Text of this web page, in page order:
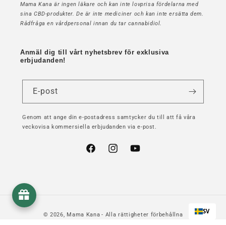
Mama Kana är ingen läkare och kan inte lovprisa fördelarna med
sina CBD-produkter. De är inte mediciner och kan inte ersätta dem.
Rådfråga en vårdpersonal innan du tar cannabidiol.
Anmäl dig till vårt nyhetsbrev för exklusiva
erbjudanden!
E-post
Genom att ange din e-postadress samtycker du till att få våra
veckovisa kommersiella erbjudanden via e-post.
FacebookInstagramYouTube
© 2026, Mama Kana - Alla rättigheter förbehållna SV